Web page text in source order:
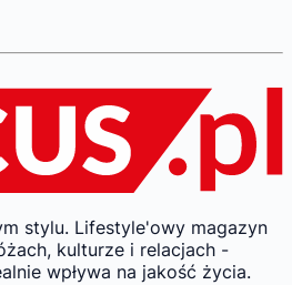
stylu. Lifestyle'owy magazyn
kulturze i relacjach -
wpływa na jakość życia.